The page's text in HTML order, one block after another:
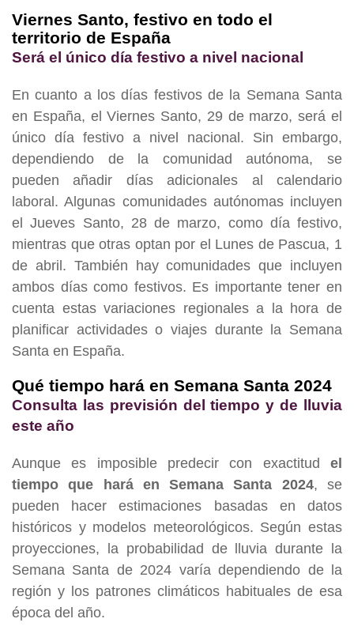
Viernes Santo, festivo en todo el
territorio de España
Será el único día festivo a nivel nacional
En cuanto a los días festivos de la Semana Santa
en España, el Viernes Santo, 29 de marzo, será el
único día festivo a nivel nacional. Sin embargo,
dependiendo de la comunidad autónoma, se
pueden añadir días adicionales al calendario
laboral. Algunas comunidades autónomas incluyen
el Jueves Santo, 28 de marzo, como día festivo,
mientras que otras optan por el Lunes de Pascua, 1
de abril. También hay comunidades que incluyen
ambos días como festivos. Es importante tener en
cuenta estas variaciones regionales a la hora de
planificar actividades o viajes durante la Semana
Santa en España.
Qué tiempo hará en Semana Santa 2024
Consulta las previsión del tiempo y de lluvia
este año
Aunque es imposible predecir con exactitud el
tiempo que hará en Semana Santa 2024, se
pueden hacer estimaciones basadas en datos
históricos y modelos meteorológicos. Según estas
proyecciones, la probabilidad de lluvia durante la
Semana Santa de 2024 varía dependiendo de la
región y los patrones climáticos habituales de esa
época del año.